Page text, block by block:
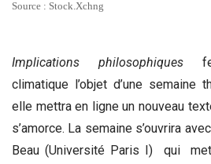
Source : Stock.Xchng
Implications philosophiques
climatique l’objet d’une semaine
elle mettra en ligne un nouveau
s’amorce. La semaine s’ouvrira
Beau (Université Paris I) qui